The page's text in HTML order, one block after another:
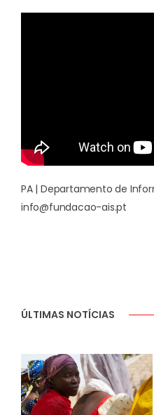
PA | Departamento de
info@fundacao-ais.pt
ÚLTIMAS NOTÍCIAS